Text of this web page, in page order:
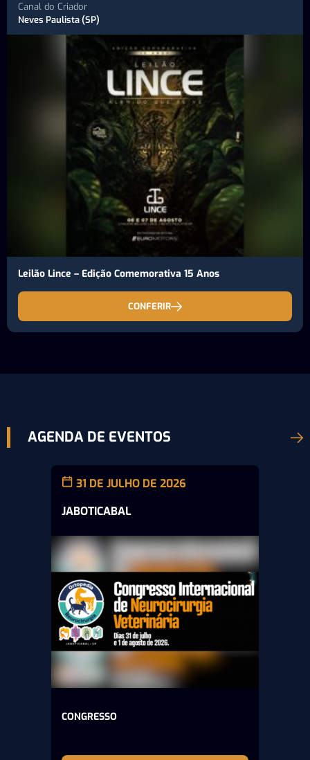
Canal do Criador
Neves Paulista (SP)
Leilão Lince – Edição Comemorativa 15 Anos
CONFERIR
AGENDA DE EVENTOS
31 DE JULHO DE 2026
JABOTICABAL
CONGRESSO